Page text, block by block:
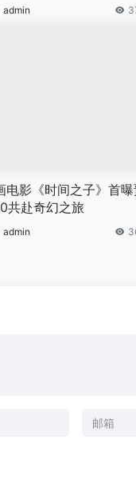
admin
电影《时间之子》首
共赴奇幻之旅
admin